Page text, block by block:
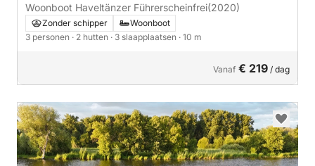
Woonboot Haveltänzer Führerscheinfrei(2020)
Zonder schipper
Woonboot
3 personen · 2 hutten · 3 slaapplaatsen · 10 m
Vanaf € 219 / dag